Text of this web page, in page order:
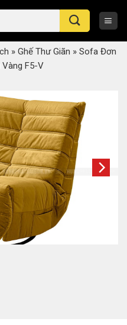
» Ghế Thư Giãn » Sofa Đơn
Vàng F5-V